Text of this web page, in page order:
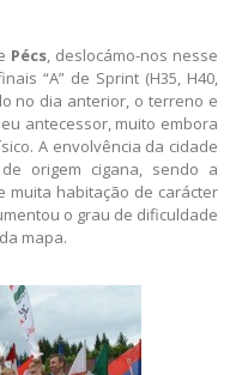
Pécs, deslocámo-nos nesse
“A” de Sprint (H35, H40,
no dia anterior, o terreno e
antecessor, muito embora
A envolvência da cidade
origem cigana, sendo a
muita habitação de carácter
o grau de dificuldade
mapa.